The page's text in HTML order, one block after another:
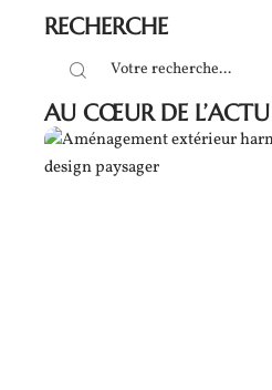
RECHERCHE
AU CŒUR DE L’ACTU